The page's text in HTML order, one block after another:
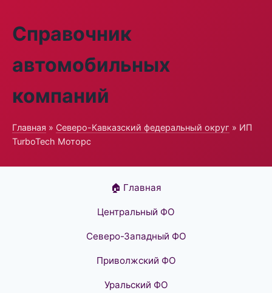
Справочник
автомобильных
компаний
Главная » Северо-Кавказский федеральный округ » ИП
TurboTech Моторс
🏠 Главная
Центральный ФО
Северо-Западный ФО
Приволжский ФО
Уральский ФО